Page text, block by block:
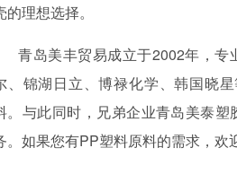
的理想选择。
青岛美丰贸易成立于2002年，专
、锦湖日立、博禄化学、韩国晓
。与此同时，兄弟企业青岛美泰
。如果您有PP塑料原料的需求，欢